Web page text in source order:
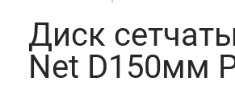
Диск
Net D150мм